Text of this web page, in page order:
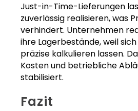
Just-in-Time-Lieferungen
zuverlässig realisieren, was
verhindert. Unternehmen
ihre Lagerbestände, weil
präzise kalkulieren lassen.
Kosten und betriebliche
stabilisiert.
Fazit